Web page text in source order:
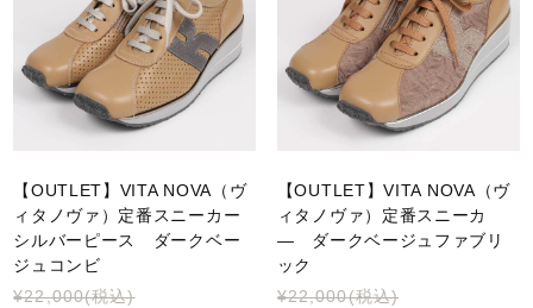
【OUTLET】VITA NOVA（ヴ
ィタノヴァ）定番スニーカー
シルバーピース ダークベー
ジュコンビ
¥22,000(税込)
【OUTLET】VITA NOVA（ヴ
ィタノヴァ）定番スニーカ
― ダークベージュファブリ
ック
¥22,000(税込)